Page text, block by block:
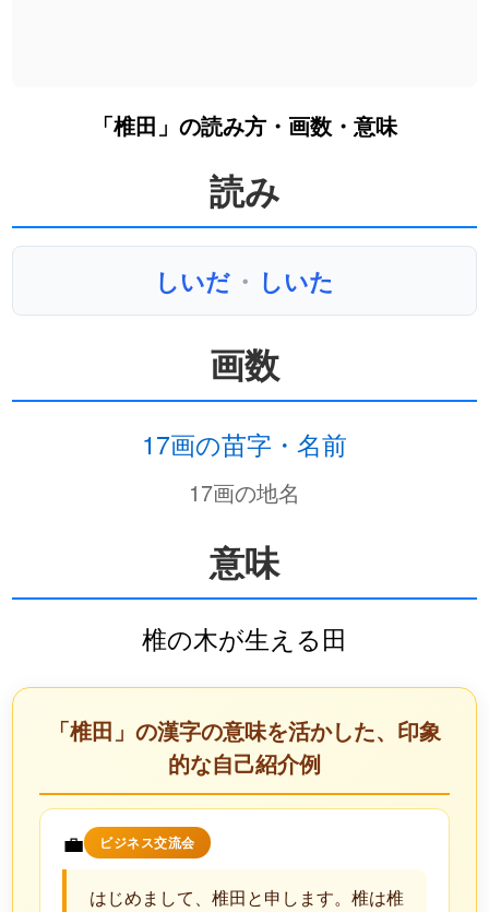
「椎田」の読み方・画数・意味
読み
しいだ ・ しいた
画数
17画の苗字・名前
17画の地名
意味
椎の木が生える田
「椎田」の漢字の意味を活かした、印象
的な自己紹介例
💼 ビジネス交流会
はじめまして、椎田と申します。椎は椎